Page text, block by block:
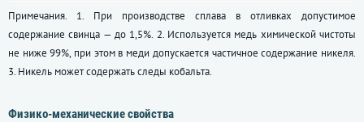
Примечания. 1. При производстве сплава в отливках допустимое
содержание свинца — до 1,5%. 2. Используется медь химической чистоты
не ниже 99%, при этом в меди допускается частичное содержание никеля.
3. Никель может содержать следы кобальта.
Физико-механические свойства